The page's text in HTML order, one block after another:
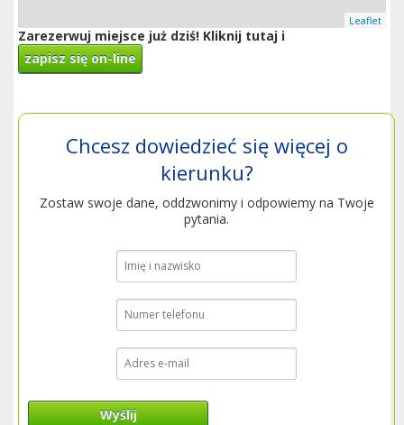
Leaflet
Zarezerwuj miejsce już dziś! Kliknij tutaj i
zapisz się on-line
Chcesz dowiedzieć się więcej o
kierunku?
Zostaw swoje dane, oddzwonimy i odpowiemy na Twoje
pytania.
Wyślij